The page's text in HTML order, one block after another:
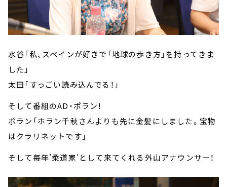
水谷「私、スペインが好きで「地球の歩き方」を持ってきま
した」
太田「すっごい読み込んでる！」
そして番組のAD・ポラン！
ポラン「ホラン千秋さんよりも先に金髪にしました。宝物
はクラリネットです」
そして毎年’柔道家’として来てくれる外山アナウンサー！